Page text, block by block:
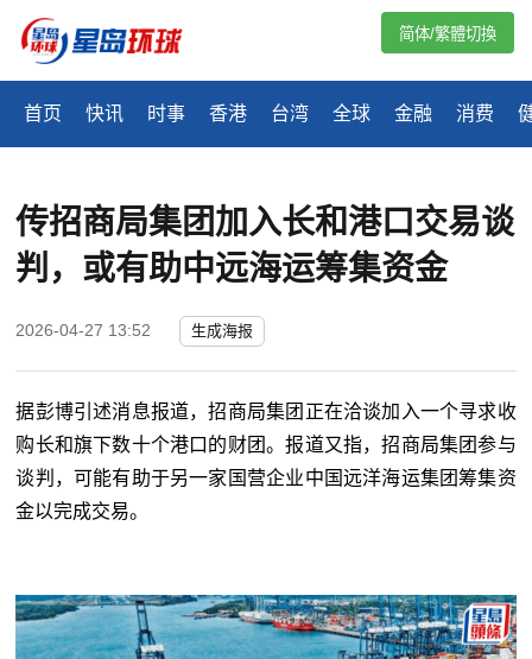
首页 快讯 时事 香港 台湾 全球 金融 消费
简体/繁體切換
传招商局集团加入长和港口交易谈
判，或有助中远海运筹集资金
2026-04-27 13:52 生成海报
据彭博引述消息报道，招商局集团正在洽谈加入一个寻求收
购长和旗下数十个港口的财团。报道又指，招商局集团参与
谈判，可能有助于另一家国营企业中国远洋海运集团筹集资
金以完成交易。